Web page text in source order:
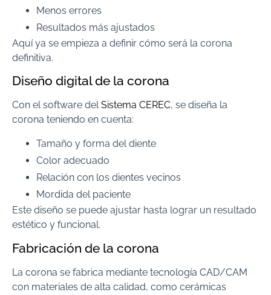
Menos errores
Resultados más ajustados
Aquí ya se empieza a definir cómo será la corona
definitiva.
Diseño digital de la corona
Con el software delSistema CEREC, se diseña la
corona teniendo en cuenta:
Tamaño y forma del diente
Color adecuado
Relación con los dientes vecinos
Mordida del paciente
Este diseño se puede ajustar hasta lograr un resultado
estético y funcional.
Fabricación de la corona
La corona se fabrica mediante tecnología CAD/CAM
con materiales de alta calidad, como cerámicas